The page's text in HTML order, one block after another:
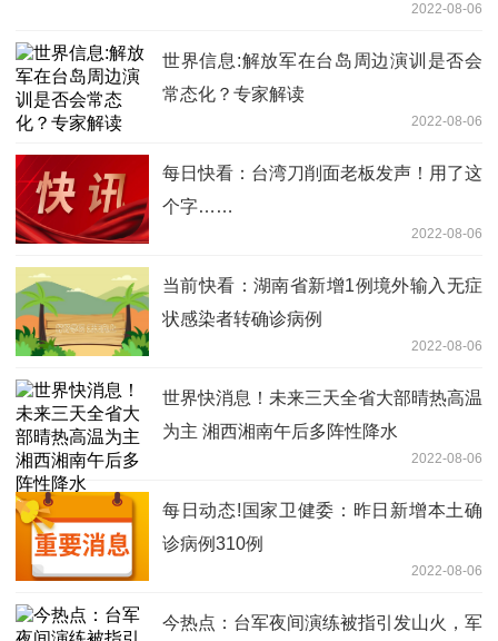
2022-08-06
世界信息:解放军在台岛周边演训是否会
常态化？专家解读
2022-08-06
每日快看：台湾刀削面老板发声！用了这
个字……
2022-08-06
当前快看：湖南省新增1例境外输入无症
状感染者转确诊病例
2022-08-06
世界快消息！未来三天全省大部晴热高温
为主 湘西湘南午后多阵性降水
2022-08-06
每日动态!国家卫健委：昨日新增本土确
诊病例310例
2022-08-06
今热点：台军夜间演练被指引发山火，军